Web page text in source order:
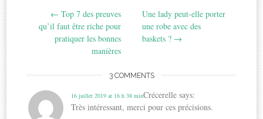
navigation
← Top 7 des preuves
qu’il faut être riche pour
pratiquer les bonnes
manières
Une lady peut-elle porter
une robe avec des
baskets ? →
3 COMMENTS
Crécerelle says:
16 juillet 2019 at 16 h 38 min
Très intéressant, merci pour ces précisions.